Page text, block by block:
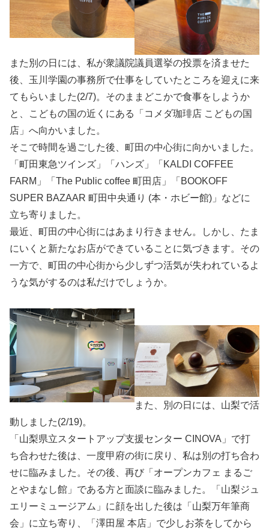
また別の日には、私が衆議院議員選挙の投票を済ませた
後、玉川学園の事務所で仕事をしていたところを迎えに来
てもらいました(2/7)。そのままどこかで食事をしようか
と、こどもの国の近くにある「コメダ珈琲店 こどもの国
店」へ向かいました。
そこで時間を過ごした後、町田の中心街に向かいました。
「町田東急ツインズ」「ハンズ」「KALDI COFFEE
FARM」「The Public coffee 町田店」「BOOKOFF
SUPER BAZAAR 町田中央通り (本・ホビー館)」などに
立ち寄りました。
最近、町田の中心街にはあまり行きません。しかし、たま
にいくと新たなお店ができていることに気づきます。その
一方で、町田の中心街から少しずつ活気が失われているよ
うな気がするのは私だけでしょうか。
また、別の日には、山梨で活
動しました(2/19)。
「山梨県立スタートアップ支援センター CINOVA」で打
ち合わせた後は、一度甲府の街に戻り、私は別の打ち合わ
せに臨みました。その後、再び「オープンカフェ まるご
とやまなし館」である方と面談に臨みました。「山梨ジュ
エリーミュージアム」に顔を出した後は「山梨万年筆商
会」に立ち寄り、「澤田屋 本店」で少しお茶をしてから